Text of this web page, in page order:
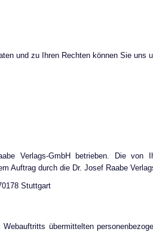
und zu Ihren Rechten können Sie
Verlags-GmbH betrieben. Die von
Auftrag durch die Dr. Josef Raabe
Stuttgart
übermittelten